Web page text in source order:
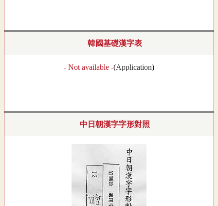
韓國基礎漢字表
- Not available -(Application)
中日朝漢字字形對照